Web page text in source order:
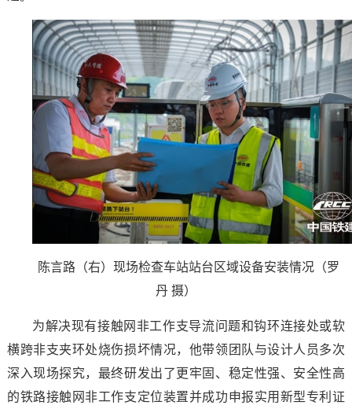
陈言路（右）现场检查车站站台区域设备安装情况（罗
丹 摄）
为解决现有接触网非工作支导流问题和钩环连接处或软
横跨非支夹环处烧伤损坏情况，他带领团队与设计人员多次
深入现场探究，最终研发出了更牢固、稳定性强、安全性高
的铁路接触网非工作支定位装置并成功申报实用新型专利证